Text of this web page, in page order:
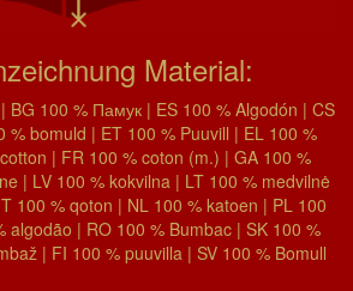
Material:
BG 100 % Памук | ES 100 % Algodón | CS
% bomuld | ET 100 % Puuvill | EL 100 %
| FR 100 % coton (m.) | GA 100 %
| LV 100 % kokvilna | LT 100 % medvilnė
100 % qoton | NL 100 % katoen | PL 100
algodão | RO 100 % Bumbac | SK 100 %
| FI 100 % puuvilla | SV 100 % Bomull